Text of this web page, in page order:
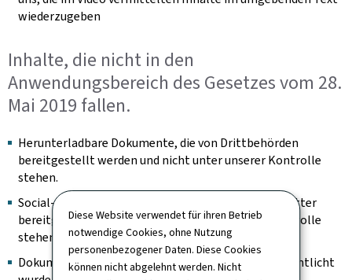
Diese Website verwendet für ihren Betrieb
notwendige Cookies, ohne Nutzung
personenbezogener Daten. Diese Cookies
können nicht abgelehnt werden. Nicht
wiederzugeben
Inhalte, die nicht in den
Anwendungsbereich des Gesetzes vom 28.
Mai 2019 fallen.
Herunterladbare Dokumente, die von Drittbehörden
bereitgestellt werden und nicht unter unserer Kontrolle
stehen.
Social-Feed-Bilder, die von Inhaltsaggregatoren Dritter
bereitgestellt werden und nicht unter unserer Kontrolle
stehen.
Dokumente, die vor dem 23. September 2018 veröffentlicht